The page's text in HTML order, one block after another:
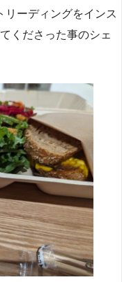
リーディングをインス
くださった事のシェ